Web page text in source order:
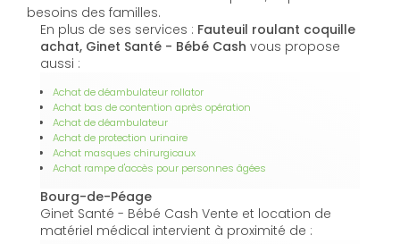
besoins des familles.
En plus de ses services : Fauteuil roulant coquille
achat, Ginet Santé - Bébé Cash vous propose
aussi :
Achat de déambulateur rollator
Achat bas de contention après opération
Achat de déambulateur
Achat de protection urinaire
Achat masques chirurgicaux
Achat rampe d'accès pour personnes âgées
Bourg-de-Péage
Ginet Santé - Bébé Cash Vente et location de
matériel médical intervient à proximité de :